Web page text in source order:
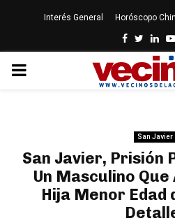
Interés General Horóscopo
Facebook
Twitter
PRIMARY
San Javier
San Javier, Prisión
Un Masculino
Hija Menor Edad